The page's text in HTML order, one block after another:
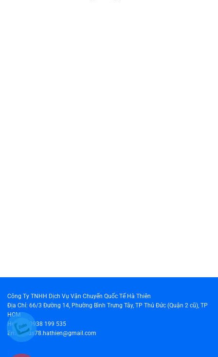
Công Ty TNHH Dịch Vụ Vận Chuyển Quốc Tế Hà Thiên
Địa Chỉ: 66/3 Đường 14, Phường Bình Trưng Tây, TP Thủ Đức (Quận 2 cũ), TP
HCM
Hotline: 0938 199 535
Email: cus78.hathien@gmail.com